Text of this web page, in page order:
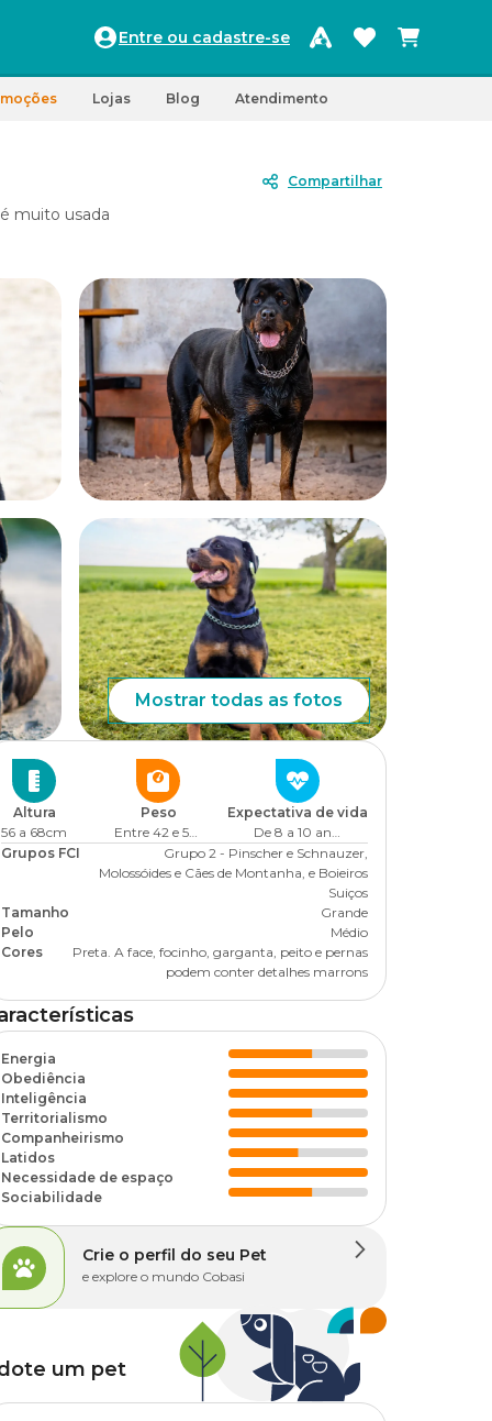
Entre ou cadastre-se
Lojas Blog Atendimento
muito usada
Compartilhar
Mostrar todas as fotos
Altura
56 a 68cm
Peso
Entre 42 e 50kg
Expectativa de vida
De 8 a 10 anos
Grupos FCI
Grupo 2 - Pinscher e Schnauzer,
Molossóides e Cães de Montanha, e Boieiros
Suiços
Tamanho
Grande
Pelo
Médio
Cores
Preta. A face, focinho, garganta, peito e pernas
podem conter detalhes marrons
Energia
Obediência
Inteligência
Territorialismo
Companheirismo
Latidos
Necessidade de espaço
Sociabilidade
Crie o perfil do seu Pet
e explore o mundo Cobasi
um pet